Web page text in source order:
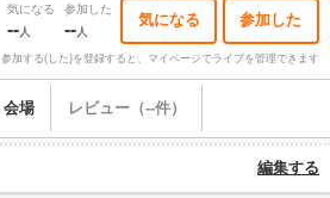
気になる
--人
参加した
--人
気になる 参加した
参加する(した)を登録すると、マイページでライブを管理できます
会場 レビュー（--件）
編集する